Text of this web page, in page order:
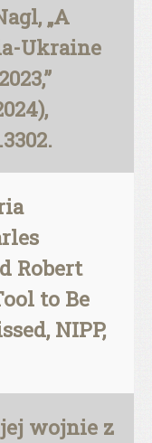
„A
Ukraine
Robert
to Be
NIPP,
jej wojnie z